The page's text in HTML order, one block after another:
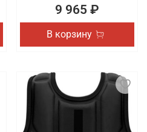
9 965 ₽
В корзину